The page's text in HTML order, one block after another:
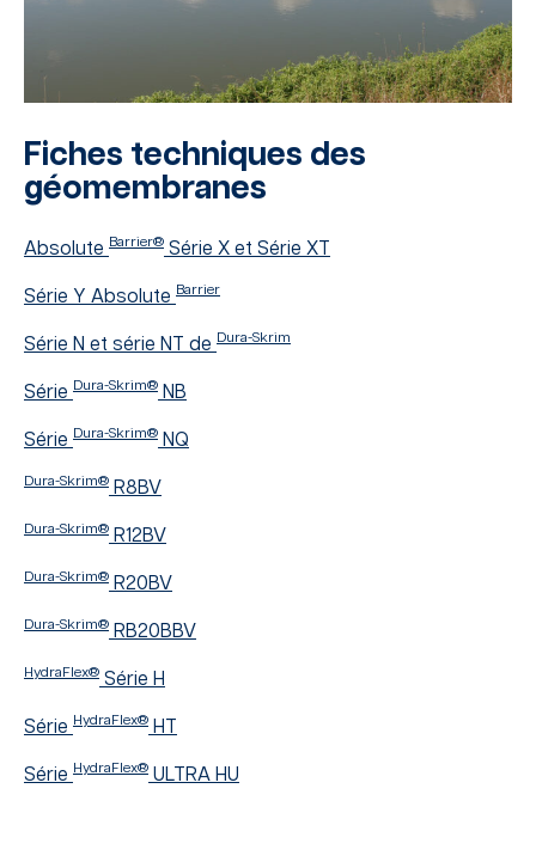
Fiches techniques des
géomembranes
Absolute Barrier® Série X et Série XT
Série Y Absolute Barrier
Série N et série NT de Dura-Skrim
Série Dura-Skrim® NB
Série Dura-Skrim® NQ
Dura-Skrim® R8BV
Dura-Skrim® R12BV
Dura-Skrim® R20BV
Dura-Skrim® RB20BBV
HydraFlex® Série H
Série HydraFlex® HT
Série HydraFlex® ULTRA HU